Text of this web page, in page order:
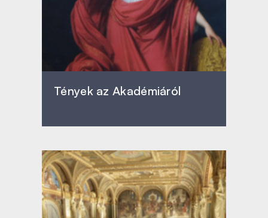
Tények az Akadémiáról